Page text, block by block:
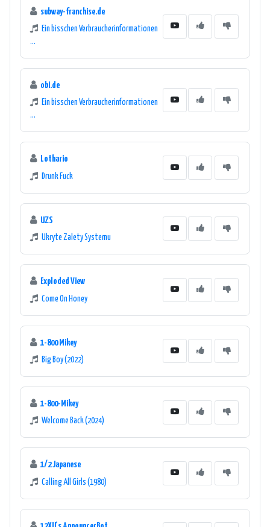
subway-franchise.de
Ein bisschen Verbraucherinformationen
...
obi.de
Ein bisschen Verbraucherinformationen
...
Lothario
Drunk Fuck
UZS
Ukryte Zalety Systemu
Exploded View
Come On Honey
1-800 Mikey
Big Boy (2022)
1-800-Mikey
Welcome Back (2024)
1/2 Japanese
Calling All Girls (1980)